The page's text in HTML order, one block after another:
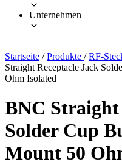
Unternehmen
Startseite / Produkte / RF-
Straight Receptacle Jack
Ohm Isolated
BNC Straight
Solder Cup
Mount 50